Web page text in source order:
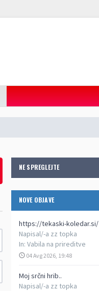
NE SPREGLEJTE
NOVE OBJAVE
https://tekaski-koledar.si/
Napisal/-a zz topka
In: Vabila na prireditve
04 Avg 2026, 19:48
Moj srčni hrib..
Napisal/-a zz topka